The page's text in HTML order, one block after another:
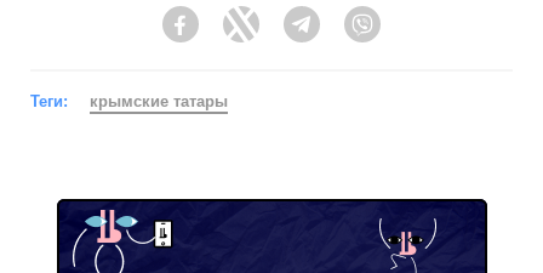
FacebookTwitter Telegram
Теги: крымские татары